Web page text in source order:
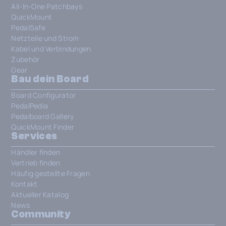
All-In-One Patchbays
QuickMount
PedalSafe
Netzteile und Strom
Kabel und Verbindungen
Zubehör
Gear
Bau dein Board
Board Configurator
PedalPedia
Pedalboard Gallery
QuickMount Finder
Services
Händler finden
Vertrieb finden
Häufig gestellte Fragen
Kontakt
Aktueller Katalog
News
Community